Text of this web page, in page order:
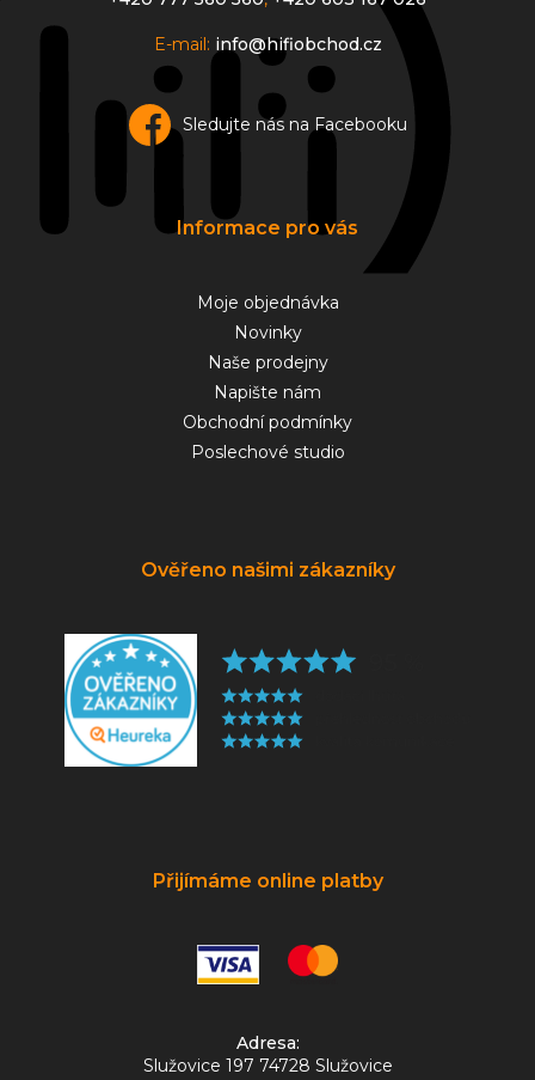
E-mail: info@hifiobchod.cz
Sledujte nás na Facebooku
Informace pro vás
Moje objednávka
Novinky
Naše prodejny
Napište nám
Obchodní podmínky
Poslechové studio
Ověřeno našimi zákazníky
Přijímáme online platby
Adresa:
Služovice 197 74728 Služovice